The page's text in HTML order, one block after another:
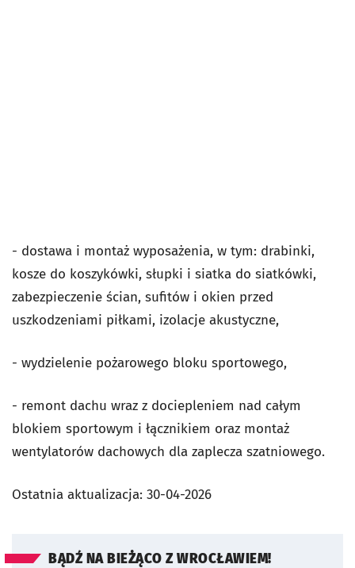
- dostawa i montaż wyposażenia, w tym: drabinki,
kosze do koszykówki, słupki i siatka do siatkówki,
zabezpieczenie ścian, sufitów i okien przed
uszkodzeniami piłkami, izolacje akustyczne,
- wydzielenie pożarowego bloku sportowego,
- remont dachu wraz z dociepleniem nad całym
blokiem sportowym i łącznikiem oraz montaż
wentylatorów dachowych dla zaplecza szatniowego.
Ostatnia aktualizacja: 30-04-2026
BĄDŹ NA BIEŻĄCO Z WROCŁAWIEM!